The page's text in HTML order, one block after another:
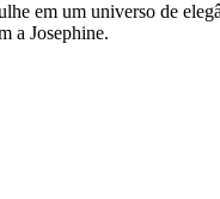
em um universo de
a Josephine.